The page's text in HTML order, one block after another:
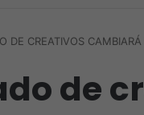
DE CREATIVOS
de